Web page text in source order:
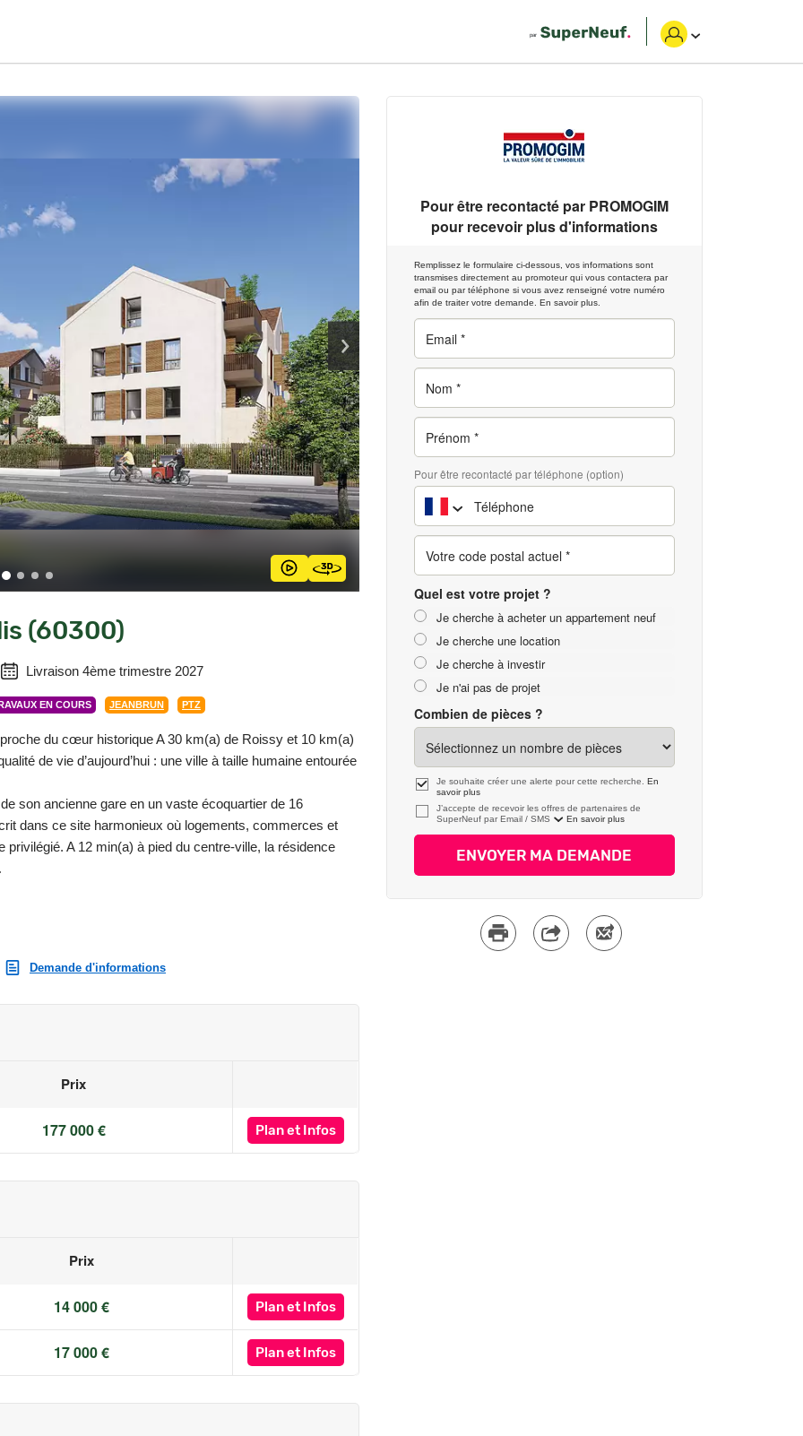
(60300)
Livraison 4ème trimestre 2027
EN COURS JEANBRUN PTZ
du cœur historique A 30 km(a) de Roissy et 10 km(a)
de vie d’aujourd’hui : une ville à taille humaine entourée
son ancienne gare en un vaste écoquartier de 16
dans ce site harmonieux où logements, commerces et
A 12 min(a) à pied du centre-ville, la résidence
du Mail » fait la part belle aux matériaux naturels comme
des stocks disponibles.
exposé sont disponibles sur le site Géorisques :
Maps.
de bus).
Maps.
Demande d'informations
Prix
177 000 € Planet Infos
Prix
14 000 € Planet Infos
17 000 € Planet Infos
Pour être recontacté par PROMOGIM
pour recevoir plus d'informations
Remplissez le formulaire ci-dessous, vos informations sont
transmises directement au promoteur qui vous contactera par
email ou par téléphone si vous avez renseigné votre numéro
afin de traiter votre demande. En savoir plus.
Pour être recontacté par téléphone (option)
Quel est votre projet ?
Je cherche à acheter un appartement neuf
Je cherche une location
Je cherche à investir
Je n'ai pas de projet
Combien de pièces ?
Je souhaite créer une alerte pour cette recherche. En
savoir plus
J’accepte de recevoir les offres de partenaires de
SuperNeuf par
En savoir plus
ENVOYER MA DEMANDE